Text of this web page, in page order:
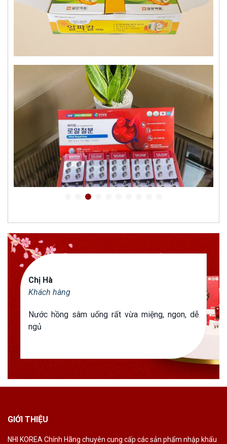
Chị Hà
Khách hàng
Nước hồng sâm uống rất vừa miệng, ngon, dễ
ngủ
GIỚI THIỆU
NHI KOREA Chính Hãng chuyên cung cấp các sản phẩm nhập khẩu